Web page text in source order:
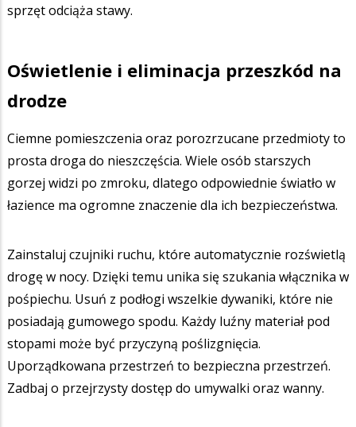
sprzęt odciąża stawy.
Oświetlenie i eliminacja przeszkód na
drodze
Ciemne pomieszczenia oraz porozrzucane przedmioty to
prosta droga do nieszczęścia. Wiele osób starszych
gorzej widzi po zmroku, dlatego odpowiednie światło w
łazience ma ogromne znaczenie dla ich bezpieczeństwa.
Zainstaluj czujniki ruchu, które automatycznie rozświetlą
drogę w nocy. Dzięki temu unika się szukania włącznika w
pośpiechu. Usuń z podłogi wszelkie dywaniki, które nie
posiadają gumowego spodu. Każdy luźny materiał pod
stopami może być przyczyną poślizgnięcia.
Uporządkowana przestrzeń to bezpieczna przestrzeń.
Zadbaj o przejrzysty dostęp do umywalki oraz wanny.